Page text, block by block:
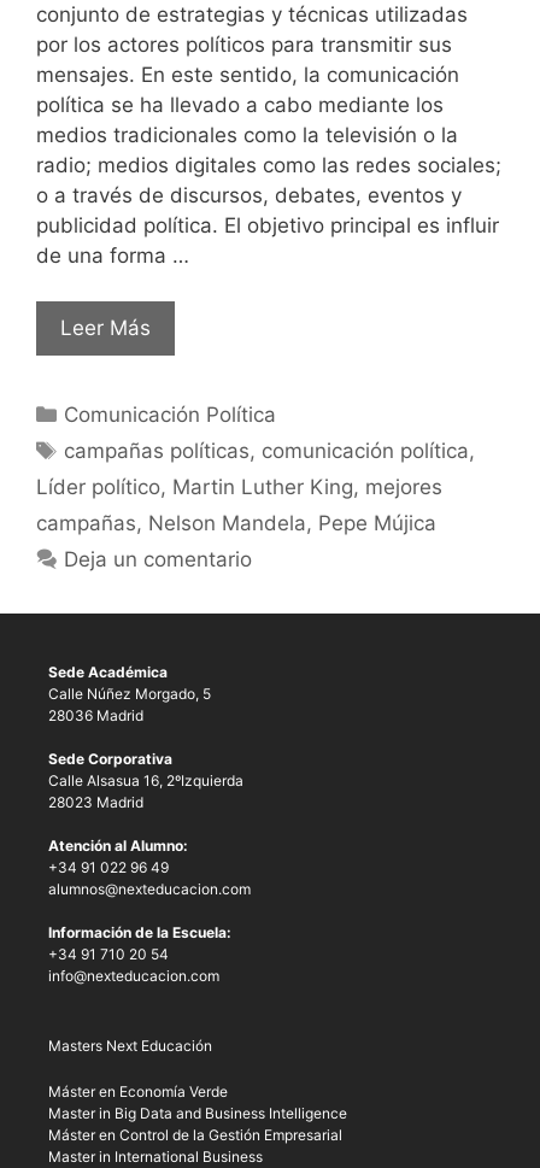
conjunto de estrategias y técnicas utilizadas
por los actores políticos para transmitir sus
mensajes. En este sentido, la comunicación
política se ha llevado a cabo mediante los
medios tradicionales como la televisión o la
radio; medios digitales como las redes sociales;
o a través de discursos, debates, eventos y
publicidad política. El objetivo principal es influir
de una forma …
Leer Más
Comunicación Política
campañas políticas, comunicación política,
Líder político, Martin Luther King, mejores
campañas, Nelson Mandela, Pepe Mújica
Deja un comentario
Sede Académica
Calle Núñez Morgado, 5
28036 Madrid
Sede Corporativa
Calle Alsasua 16, 2ºIzquierda
28023 Madrid
Atención al Alumno:
+34 91 022 96 49
alumnos@nexteducacion.com
Información de la Escuela:
+34 91 710 20 54
info@nexteducacion.com
Masters Next Educación
Máster en Economía Verde
Master in Big Data and Business Intelligence
Máster en Control de la Gestión Empresarial
Master in International Business